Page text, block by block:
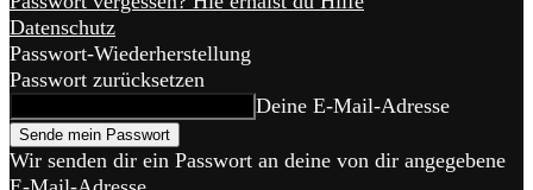
Datenschutz
Passwort-Wiederherstellung
Passwort zurücksetzen
Deine E-Mail-Adresse
Wir senden dir ein Passwort an deine von dir angegebene